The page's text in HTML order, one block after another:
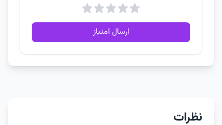
ارسال امتیاز
نظرات